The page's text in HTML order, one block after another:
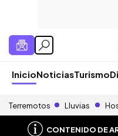
InicioNoticiasTurismo
Terremotos Lluvias
CONTENIDO DE